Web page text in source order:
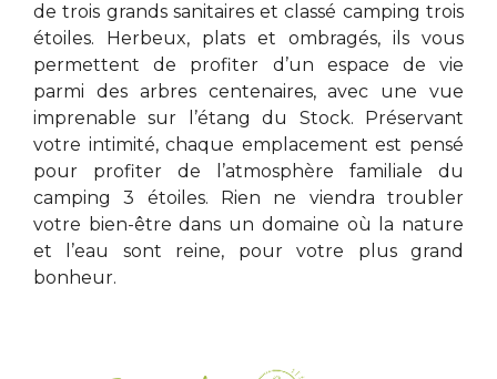
de trois grands sanitaires et classé camping trois
étoiles. Herbeux, plats et ombragés, ils vous
permettent de profiter d’un espace de vie
parmi des arbres centenaires, avec une vue
imprenable sur l’étang du Stock. Préservant
votre intimité, chaque emplacement est pensé
pour profiter de l’atmosphère familiale du
camping 3 étoiles. Rien ne viendra troubler
votre bien-être dans un domaine où la nature
et l’eau sont reine, pour votre plus grand
bonheur.